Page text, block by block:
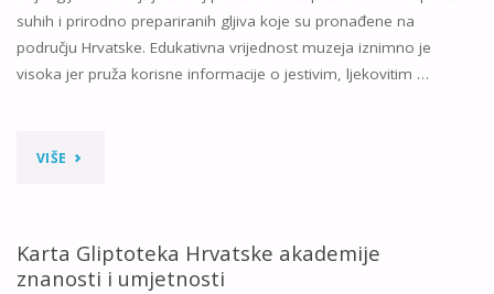
suhih i prirodno prepariranih gljiva koje su pronađene na
području Hrvatske. Edukativna vrijednost muzeja iznimno je
visoka jer pruža korisne informacije o jestivim, ljekovitim …
VIŠE "KARTA
GLJIVA"
Karta Gliptoteka Hrvatske akademije
znanosti i umjetnosti